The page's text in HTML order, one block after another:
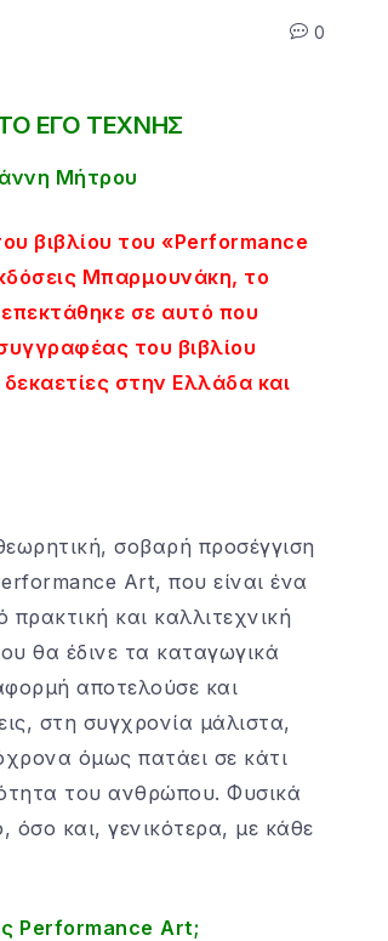
0
ΕΓΟ ΤΕΧΝΗΣ
Μήτρου
βιβλίου του «Performance
Μπαρμουνάκη, το
σε αυτό που
του βιβλίου
στην Ελλάδα και
σοβαρή προσέγγιση
Art, που είναι ένα
και καλλιτεχνική
θα έδινε τα καταγωγικά
αποτελούσε και
στη συγχρονία μάλιστα,
όμως πατάει σε κάτι
του ανθρώπου. Φυσικά
όσο και, γενικότερα, με κάθε
Performance Art;